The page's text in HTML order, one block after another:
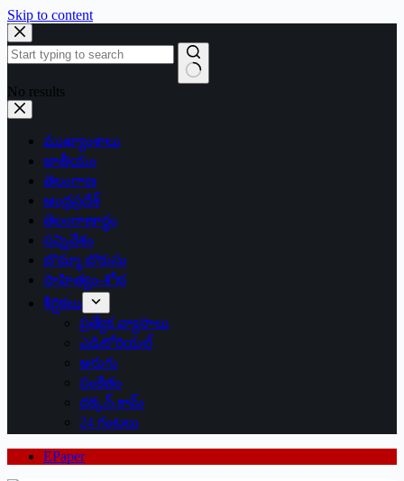
Skip to content
No results
ముఖ్యాంశాలు
జాతీయం
తెలంగాణ
ఆంధ్రప్రదేశ్
తెలంగాణార్థం
సన్నివేశం
బొమ్మా బొరుసు
సాహిత్యం-శోభ
శీర్షికలు
ప్రత్యేక వ్యాసాలు
ఎడిటోరియల్
అరుగు
సంకేతం
దక్కన్.కామ్
24 గంటలు
EPaper